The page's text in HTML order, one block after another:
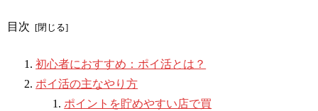
目次
初心者におすすめ：ポイ活とは？
ポイ活の主なやり方
ポイントを貯めやすい店で買